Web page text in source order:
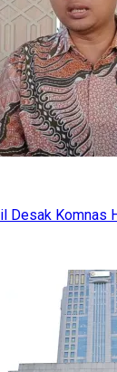
Desak Komnas